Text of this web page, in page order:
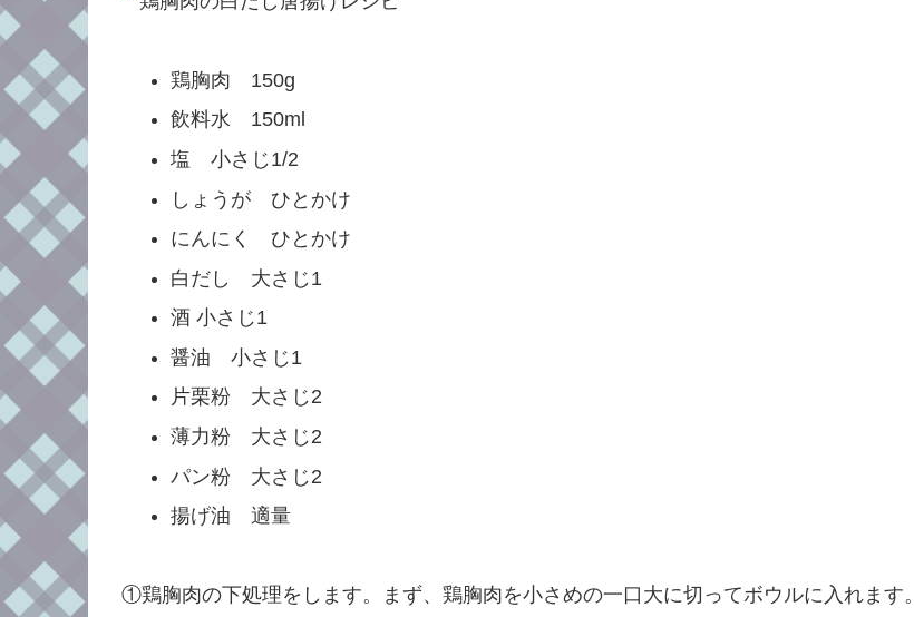
鶏胸肉 150g
飲料水 150ml
塩 小さじ1/2
しょうが ひとかけ
にんにく ひとかけ
白だし 大さじ1
酒 小さじ1
醤油 小さじ1
片栗粉 大さじ2
薄力粉 大さじ2
パン粉 大さじ2
揚げ油 適量
①鶏胸肉の下処理をします。まず、鶏胸肉を小さめの一口大に切ってボウルに入れます。